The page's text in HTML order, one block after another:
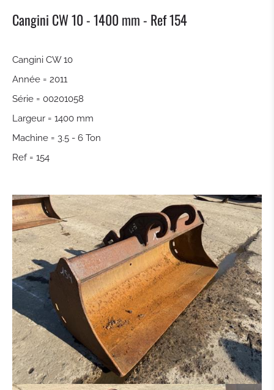
KROKODILGEBISS PINCE
ATTACHE RAPIDE
TILTROTATEUR
GODET DE TERRASSEMENT
GODET DE CURRAGE HYDR
PLATIN POUR MARTEAU - GRAPPIN - ETC.
PINCE À TRIE
PINCE À GRAB
RÂTEAU
Cangini CW 10 - 1400 mm - Ref 154
Cangini CW 10
Année = 2011
Série = 00201058
Largeur = 1400 mm
Machine = 3.5 - 6 Ton
Ref = 154